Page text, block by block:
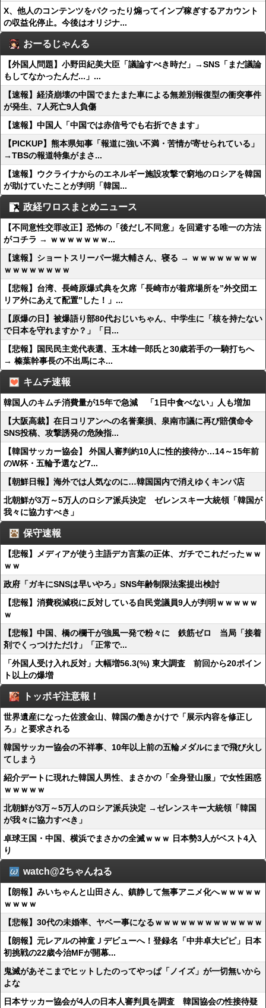
X、他人のコンテンツをパクったり煽ってインプ稼ぎするアカウント
の収益化停止。今後はオリジナ...
おーるじゃんる
【外国人問題】小野田紀美大臣「議論すべき時だ」→SNS「まだ議論
もしてなかったんだ...」...
【速報】経済崩壊の中国でまたまた車による無差別報復型の衝突事件
が発生、7人死亡9人負傷
【速報】中国人「中国では赤信号でも右折できます」
【PICKUP】熊本県知事「報道に強い不満・苦情が寄せられている」
→TBSの報道特集がまさ...
【速報】ウクライナからのエネルギー施設攻撃で窮地のロシアを韓国
が助けていたことが判明「韓国...
政経ワロスまとめニュース
【不同意性交罪改正】恐怖の「後だし不同意」を回避する唯一の方法
がコチラ → ｗｗｗｗｗｗｗ...
【速報】ショートスリーパー堀大輔さん、寝る → ｗｗｗｗｗｗｗｗ
ｗｗｗｗｗｗｗｗ
【悲報】台湾、長崎原爆式典を欠席「長崎市が着席場所を”外交団エ
リア外にあえて配置”した！」...
【原爆の日】被爆語り部80代おじいちゃん、中学生に「核を持たない
で日本を守れますか？」「日...
【悲報】国民民主党代表選、玉木雄一郎氏と30歳若手の一騎打ちへ
→ 榛葉幹事長の不出馬にネ...
キムチ速報
韓国人のキムチ消費量が15年で急減 「1日中食べない」人も増加
【大阪高裁】在日コリアンへの名誉棄損、泉南市議に再び賠償命令
SNS投稿、攻撃誘発の危険指...
【韓国サッカー協会】 外国人審判約10人に性的接待か…14～15年前
のW杯・五輪予選など7...
【朝鮮日報】海外では人気なのに…韓国国内で消えゆくキンパ店
北朝鮮が3万～5万人のロシア派兵決定 ゼレンスキー大統領「韓国が
我々に協力すべき」
保守速報
【悲報】メディアが使う主語デカ言葉の正体、ガチでこれだったｗｗ
ｗｗ
政府「ガキにSNSは早いやろ」SNS年齢制限法案提出検討
【悲報】消費税減税に反対している自民党議員9人が判明ｗｗｗｗｗ
ｗ
【悲報】中国、橋の欄干が強風一発で粉々に 鉄筋ゼロ 当局「接着
剤でくっつけただけ」「正常で...
「外国人受け入れ反対」大幅増56.3(%) 東大調査 前回から20ポイン
ト以上の爆増
トッポギ注意報！
世界遺産になった佐渡金山、韓国の働きかけで「展示内容を修正し
ろ」と要求される
韓国サッカー協会の不祥事、10年以上前の五輪メダルにまで飛び火し
てしまう
紹介デートに現れた韓国人男性、まさかの「全身登山服」で女性困惑
ｗｗｗｗｗ
北朝鮮が3万～5万人のロシア派兵決定 →ゼレンスキー大統領「韓国
が我々に協力すべき」
卓球王国・中国、横浜でまさかの全滅ｗｗｗ 日本勢3人がベスト4入
り
watch@2ちゃんねる
【朗報】みいちゃんと山田さん、鎮静して無事アニメ化へｗｗｗｗｗ
ｗｗｗｗ
【悲報】30代の未婚率、ヤベー事になるｗｗｗｗｗｗｗｗｗｗｗｗｗ
【朗報】元レアルの神童Ｊデビューへ！登録名「中井卓大ピピ」日本
初挑戦の22歳今治MFが開幕...
鬼滅があそこまでヒットしたのってやっぱ「ノイズ」が一切無いから
よな
日本サッカー協会が4人の日本人審判員を調査 韓国協会の性接待疑